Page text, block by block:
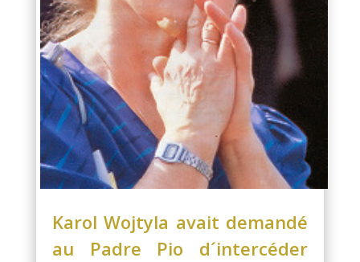
Karol Wojtyla avait demandé
au Padre Pio d´intercéder